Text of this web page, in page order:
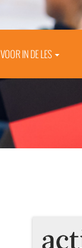
VOOR IN DE LES